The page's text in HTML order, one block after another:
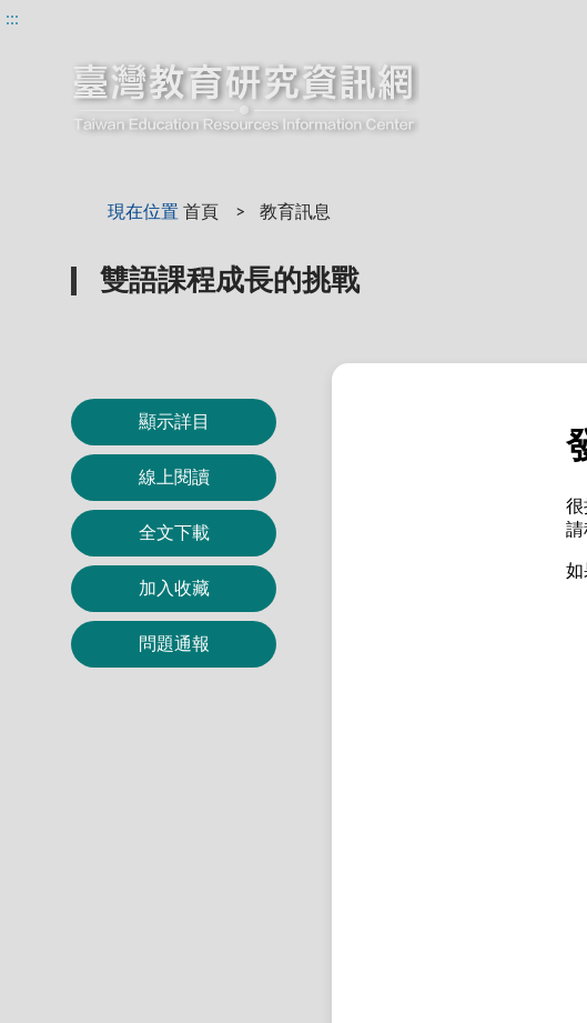
:::
現在位置 首頁 教育訊息
雙語課程成長的挑戰
顯示詳目
線上閱讀
全文下載
加入收藏
問題通報